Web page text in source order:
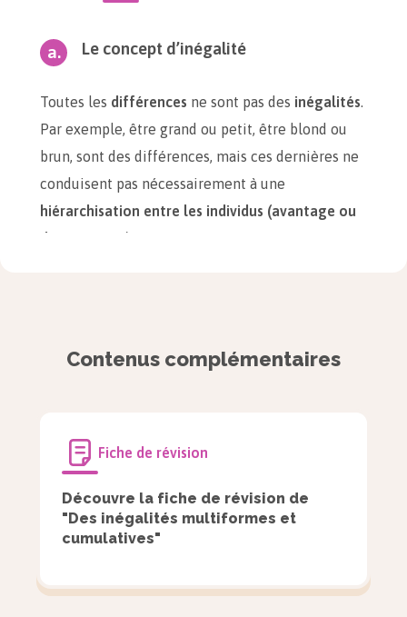
Le concept d’inégalité
Toutes les différences ne sont pas des inégalités.
Par exemple, être grand ou petit, être blond ou
brun, sont des différences, mais ces dernières ne
conduisent pas nécessairement à une
hiérarchisation entre les individus (avantage ou
désavantage)
Une différence n’entraîne pas de
Définition
Inégalité :
Contenus complémentaires
Fiche de révision
Découvre la fiche de révision de
"Des inégalités multiformes et
cumulatives"